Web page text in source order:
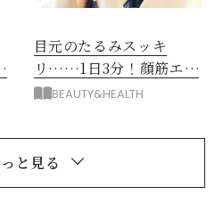
目元のたるみスッキ
リ……1日3分！顔筋エク
ササイズ【医師直伝】
BEAUTY&HEALTH
と見る